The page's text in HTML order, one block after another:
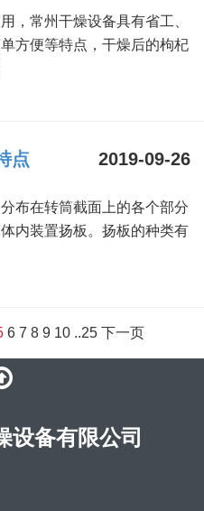
，常州干燥设备具有省工、
方便等特点，干燥后的枸杞
点 2019-09-26
布在转筒截面上的各个部分
内装置扬板。扬板的种类有
6 7 8 9 10 ..25 下一页
设备有限公司